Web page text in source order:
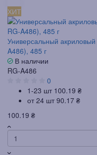
ХИТ
Универсальный
A486), 485 г
В наличии
RG-A486
0
1-23 шт 100.19 ₴
от 24 шт 90.17 ₴
100.19 ₴